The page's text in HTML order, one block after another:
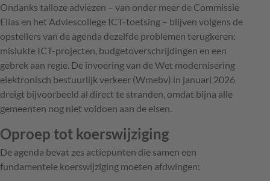
Ondanks talloze adviezen – van onder meer de Commissie
Elias en het Adviescollege ICT-toetsing – blijven volgens de
opstellers van de agenda dezelfde problemen terugkeren:
mislukte ICT-projecten, budgetoverschrijdingen en een
gebrek aan regie. De invoering van de Wet modernisering
elektronisch bestuurlijk verkeer (Wmebv) in januari 2026
dreigt bijvoorbeeld al direct te stranden, omdat bijna alle
gemeenten nog niet voldoen aan de eisen.
Oproep tot koerswijziging
De agenda bevat zes actiepunten die samen een
fundamentele koerswijziging moeten afdwingen: